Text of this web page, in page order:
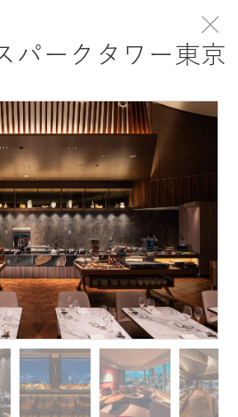
OJECTS
を体現した事例をご紹介し
例を探す
パークタワー東京